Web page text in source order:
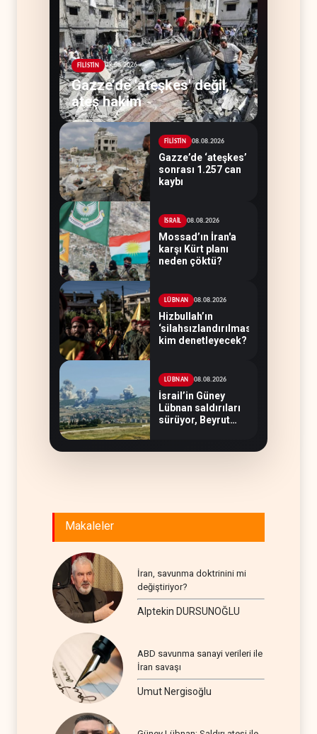
FİLİSTİN 09.08.2026
Gazze’de 'ateşkes' değil,
ateş hakim
FİLİSTİN 08.08.2026
Gazze’de ‘ateşkes’
sonrası 1.257 can
kaybı
İSRAİL 08.08.2026
Mossad’ın İran'a
karşı Kürt planı
neden çöktü?
LÜBNAN 08.08.2026
Hizbullah’ın
‘silahsızlandırılmasını’
kim denetleyecek?
LÜBNAN 08.08.2026
İsrail’in Güney
Lübnan saldırıları
sürüyor, Beyrut
Makaleler
İran, savunma doktrinini mi
değiştiriyor?
Alptekin DURSUNOĞLU
ABD savunma sanayi verileri ile
İran savaşı
Umut Nergisoğlu